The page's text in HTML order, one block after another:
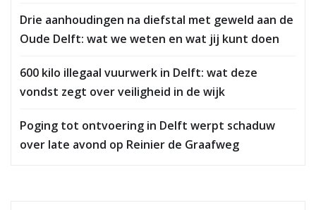
Drie aanhoudingen na diefstal met geweld aan de
Oude Delft: wat we weten en wat jij kunt doen
600 kilo illegaal vuurwerk in Delft: wat deze
vondst zegt over veiligheid in de wijk
Poging tot ontvoering in Delft werpt schaduw
over late avond op Reinier de Graafweg